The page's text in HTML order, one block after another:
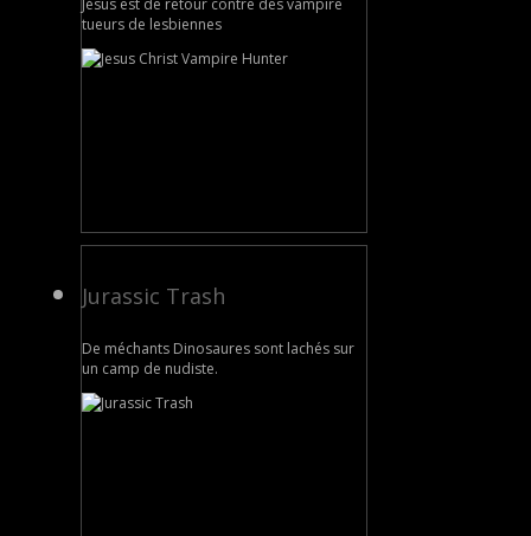
tueurs de lesbiennes
Jurassic Trash
De méchants Dinosaures sont lachés sur
un camp de nudiste.